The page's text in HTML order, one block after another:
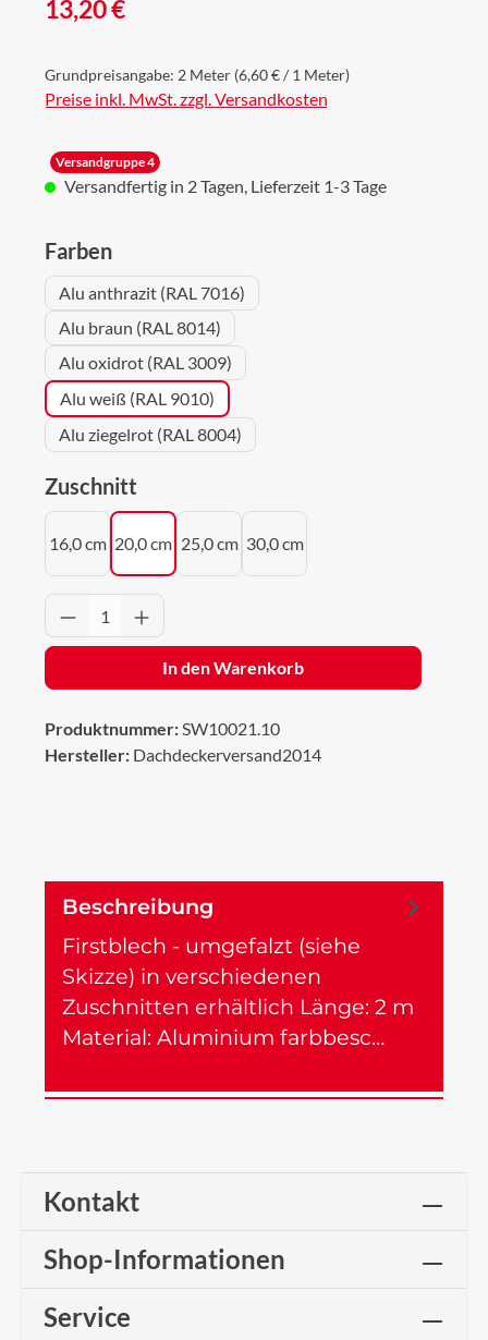
13,20 €
Grundpreisangabe: 2 Meter (6,60 € / 1 Meter)
Preise inkl. MwSt. zzgl. Versandkosten
Versandgruppe 4
Versandfertig in 2 Tagen, Lieferzeit 1-3 Tage
Farbenauswählen
Alu anthrazit (RAL 7016)
Alu braun (RAL 8014)
Alu oxidrot (RAL 3009)
Alu weiß (RAL 9010)
Alu ziegelrot (RAL 8004)
Zuschnitt
16,0 cm 20,0 cm 25,0 cm 30,0 cm
Produkt Anzahl: Gib den gewünschten
In den Warenkorb
Produktnummer:SW10021.10
Hersteller: Dachdeckerversand2014
Beschreibung
Firstblech - umgefalzt (siehe
Skizze) in verschiedenen
Zuschnitten erhältlich Länge: 2 m
Material: Aluminium farbbesc…
Kontakt
Shop-Informationen
Service